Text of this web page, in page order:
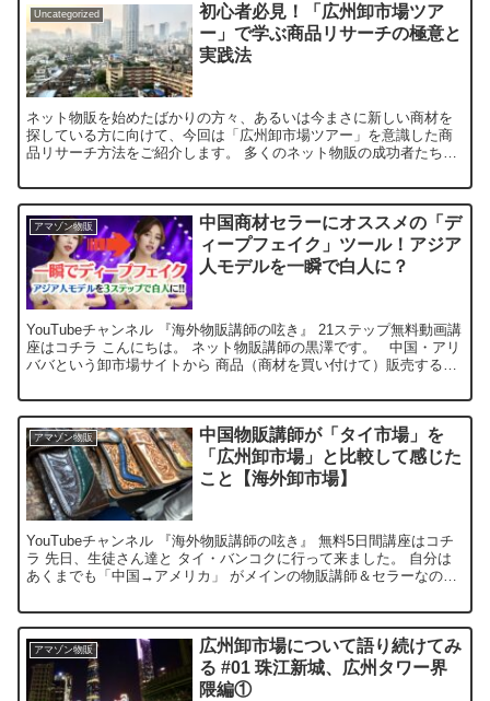
Uncategorized
初心者必見！「広州卸市場ツア
ー」で学ぶ商品リサーチの極意と
実践法
ネット物販を始めたばかりの方々、あるいは今まさに新しい商材を
探している方に向けて、今回は「広州卸市場ツアー」を意識した商
品リサーチ方法をご紹介します。 多くのネット物販の成功者たちが
アマゾン物販
中国商材セラーにオススメの「デ
ィープフェイク」ツール！アジア
人モデルを一瞬で白人に？
YouTubeチャンネル 『海外物販講師の呟き』 21ステップ無料動画講
座はコチラ こんにちは。 ネット物販講師の黒澤です。 中国・アリ
ババという卸市場サイトから 商品（商材を買い付けて）販売する際
アマゾン物販
中国物販講師が「タイ市場」を
「広州卸市場」と比較して感じた
こと【海外卸市場】
YouTubeチャンネル 『海外物販講師の呟き』 無料5日間講座はコチ
ラ 先日、生徒さん達と タイ・バンコクに行って来ました。 自分は
あくまでも「中国→アメリカ」 がメインの物販講師＆セラーなので
アマゾン物販
広州卸市場について語り続けてみ
る #01 珠江新城、広州タワー界
隈編①